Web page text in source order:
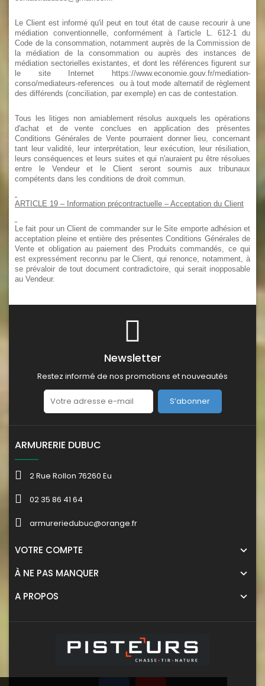
Le Client est informé qu'il peut en tout état de cause recourir à une
médiation conventionnelle, conformément à l'article L. 612-1 du
Code de la consommation, notamment auprès de la Commission de
la médiation de la consommation ou auprès des instances de
médiation sectorielles existantes, et dont les références figurent sur
le site Internet https://www.economie.gouv.fr/mediation-
conso/mediateurs-references ou à tout mode alternatif de règlement
des différends (conciliation, par exemple) en cas de contestation.
Tous les litiges non amiablement résolus auxquels les opérations
d'achat et de vente conclues en application des présentes
Conditions Générales de Vente pourraient donner lieu, concernant
tant leur validité, leur interprétation, leur exécution, leur résiliation,
leurs conséquences et leurs suites et qui n'auraient pu être résolues
entre le Vendeur et le Client seront soumis aux tribunaux
compétents dans les conditions de droit commun.
ARTICLE 19 – Information précontractuelle – Acceptation du Client
Le fait pour un Client de commander sur le Site emporte adhésion et
acceptation pleine et entière des présentes Conditions Générales de
Vente et obligation au paiement des Produits commandés, ce qui
est expressément reconnu par le Client, qui renonce, notamment, à
se prévaloir de tout document contradictoire, qui serait inopposable
au Vendeur.
Newsletter
Restez informé de nos promotions et nouveautés
S’abonner
ARMURERIE DUBUC
2 Rue Rollon 76260 Eu
02 35 86 41 64
armureriedubuc@orange.fr
VOTRE COMPTE
À NE PAS MANQUER
A PROPOS